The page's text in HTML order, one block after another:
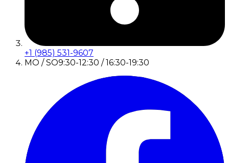
+1 (985) 531-9607
MO / SO9:30-12:30 / 16:30-19:30